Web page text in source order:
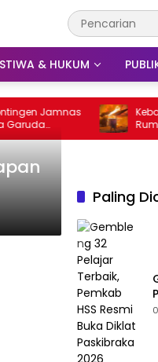
& HUKUM
Kebakaran di
Rumah dan
Paling